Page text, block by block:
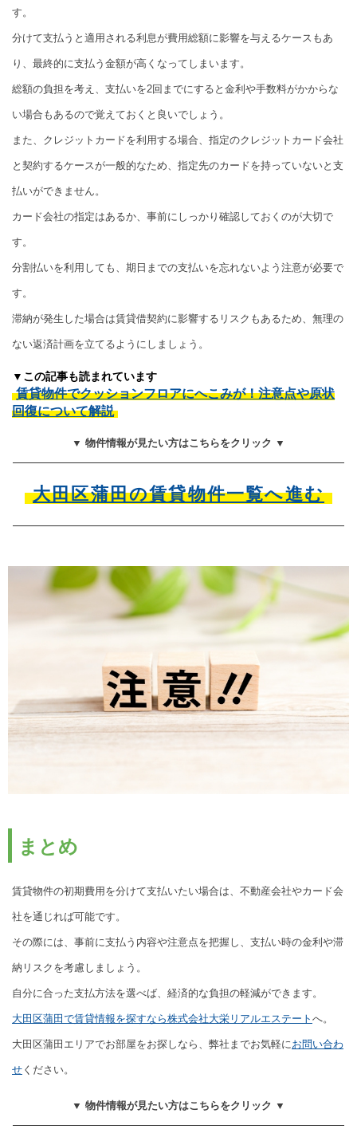
す。
分けて支払うと適用される利息が費用総額に影響を与えるケースもあ
り、最終的に支払う金額が高くなってしまいます。
総額の負担を考え、支払いを2回までにすると金利や手数料がかからな
い場合もあるので覚えておくと良いでしょう。
また、クレジットカードを利用する場合、指定のクレジットカード会社
と契約するケースが一般的なため、指定先のカードを持っていないと支
払いができません。
カード会社の指定はあるか、事前にしっかり確認しておくのが大切で
す。
分割払いを利用しても、期日までの支払いを忘れないよう注意が必要で
す。
滞納が発生した場合は賃貸借契約に影響するリスクもあるため、無理の
ない返済計画を立てるようにしましょう。
▼この記事も読まれています
賃貸物件でクッションフロアにへこみが！注意点や原状
回復について解説
▼ 物件情報が見たい方はこちらをクリック ▼
大田区蒲田の賃貸物件一覧へ進む
まとめ
賃貸物件の初期費用を分けて支払いたい場合は、不動産会社やカード会
社を通じれば可能です。
その際には、事前に支払う内容や注意点を把握し、支払い時の金利や滞
納リスクを考慮しましょう。
自分に合った支払方法を選べば、経済的な負担の軽減ができます。
大田区蒲田で賃貸情報を探すなら株式会社大栄リアルエステート へ。
大田区蒲田エリアでお部屋をお探しなら、弊社までお気軽に お問い合わ
せ ください。
▼ 物件情報が見たい方はこちらをクリック ▼